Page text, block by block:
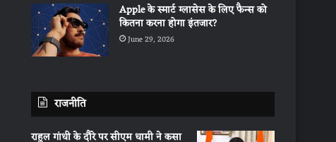
Apple के स्मार्ट ग्लासेस के लिए फैन्स को
कितना करना होगा इंतजार?
June 29, 2026
राजनीति
राहुल गांधी के दौरे पर सीएम धामी ने कसा